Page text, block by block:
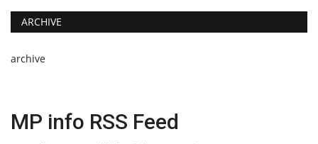
ARCHIVE
archive
MP info RSS Feed